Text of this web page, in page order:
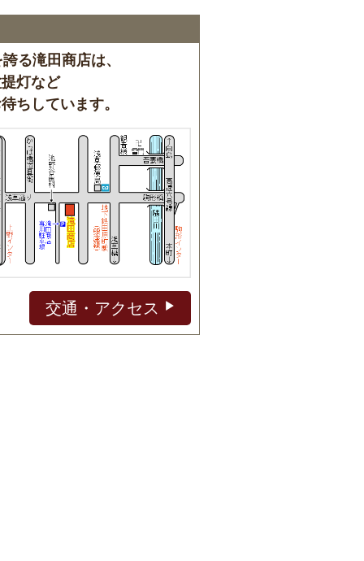
る滝田商店は、
灯など
ちしています。
交通・アクセス